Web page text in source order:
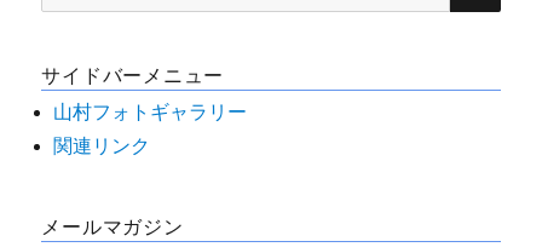
索
象:
サイドバーメニュー
山村フォトギャラリー
関連リンク
メールマガジン